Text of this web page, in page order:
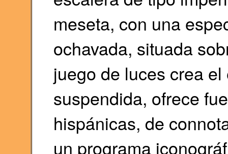
meseta, con una
ochavada, situada
juego de luces crea
suspendida, ofrece
hispánicas, de
un programa